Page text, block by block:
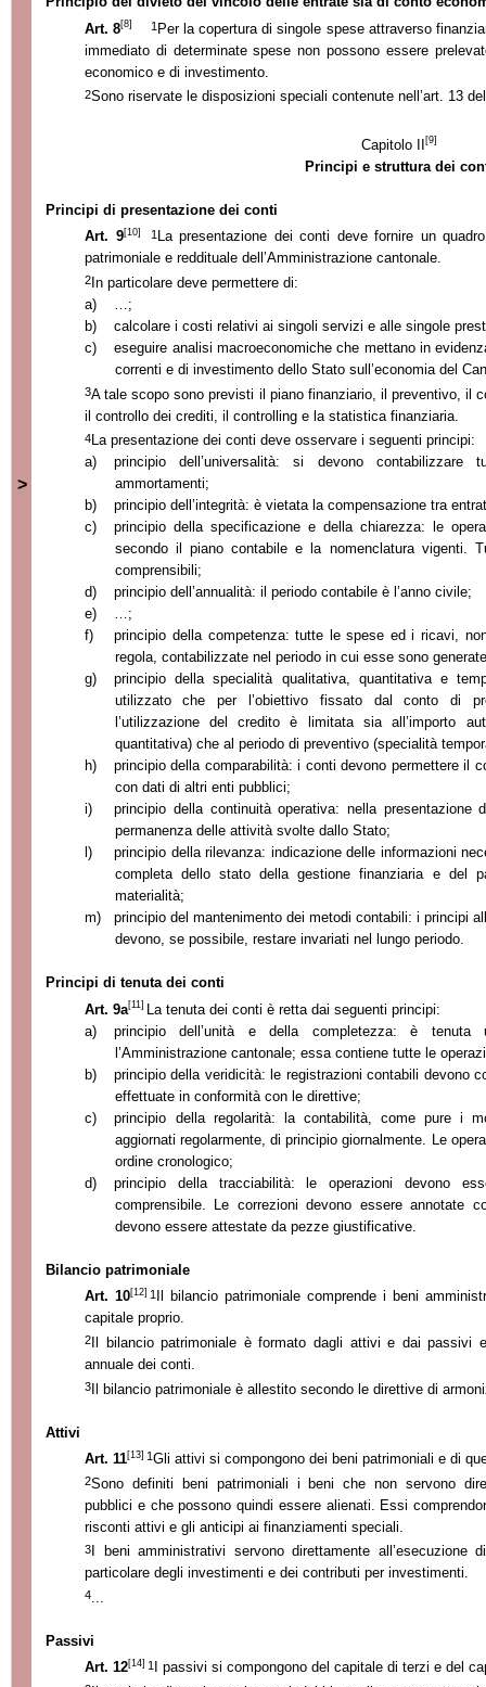
>
Art. 8[8] 1Per la copertura di singole spese attraverso
immediato di determinate spese non possono essere
economico e di investimento.
2Sono riservate le disposizioni speciali contenute nell’art. 13
Capitolo II [9]
Principi e struttura dei
Principi di presentazione dei conti
Art. 9[10] 1La presentazione dei conti deve fornire un
patrimoniale e reddituale dell’Amministrazione cantonale.
2 In particolare deve permettere di:
a)
…;
b)
calcolare i costi relativi ai singoli servizi e alle singole
c)
eseguire analisi macroeconomiche che mettano in
correnti e di investimento dello Stato sull’economia del
3A tale scopo sono previsti il piano finanziario, il preventivo, il
il controllo dei crediti, il controlling e la statistica finanziaria.
4La presentazione dei conti deve osservare i seguenti principi:
a)
principio dell’universalità: si devono
ammortamenti;
b)
principio dell’integrità: è vietata la compensazione tra
c)
principio della specificazione e della chiarezza: le
secondo il piano contabile e la nomenclatura vigenti.
comprensibili;
d)
principio dell’annualità: il periodo contabile è l’anno civile;
e)
…;
f)
principio della competenza: tutte le spese ed i ricavi,
regola, contabilizzate nel periodo in cui esse sono
g)
principio della specialità qualitativa, quantitativa e
utilizzato che per l’obiettivo fissato dal conto di
l’utilizzazione del credito è limitata sia all’importo
quantitativa) che al periodo di preventivo (specialità
h)
principio della comparabilità: i conti devono permettere il
con dati di altri enti pubblici;
i)
principio della continuità operativa: nella presentazione
permanenza delle attività svolte dallo Stato;
l)
principio della rilevanza: indicazione delle informazioni
completa dello stato della gestione finanziaria e del
materialità;
m)
principio del mantenimento dei metodi contabili: i principi
devono, se possibile, restare invariati nel lungo periodo.
Principi di tenuta dei conti
Art. 9a[11]
La tenuta dei conti è retta dai seguenti principi:
a)
principio dell’unità e della completezza: è tenuta
l’Amministrazione cantonale; essa contiene tutte le
b)
principio della veridicità: le registrazioni contabili devono
effettuate in conformità con le direttive;
c)
principio della regolarità: la contabilità, come pure i
aggiornati regolarmente, di principio giornalmente. Le
ordine cronologico;
d)
principio della tracciabilità: le operazioni devono
comprensibile. Le correzioni devono essere annotate
devono essere attestate da pezze giustificative.
Bilancio patrimoniale
Art. 10[12] 1Il bilancio patrimoniale comprende i beni
capitale proprio.
2
Il bilancio patrimoniale è formato dagli attivi e dai passivi
annuale dei conti.
3Il bilancio patrimoniale è allestito secondo le direttive di
Attivi
Art. 11[13] 1 Gli attivi si compongono dei beni patrimoniali e di
2Sono definiti beni patrimoniali i beni che non servono
pubblici e che possono quindi essere alienati. Essi
risconti attivi e gli anticipi ai finanziamenti speciali.
3
I beni amministrativi servono direttamente
particolare degli investimenti e dei contributi per investimenti.
4
Passivi
Art. 12[14] 1I passivi si compongono del capitale di terzi e del